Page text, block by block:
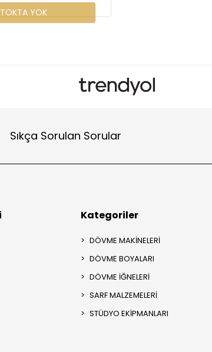
YOK
Sıkça Sorulan Sorular
Kategoriler
DÖVME MAKİNELERİ
DÖVME BOYALARI
DÖVME İĞNELERİ
SARF MALZEMELERİ
STÜDYO EKİPMANLARI